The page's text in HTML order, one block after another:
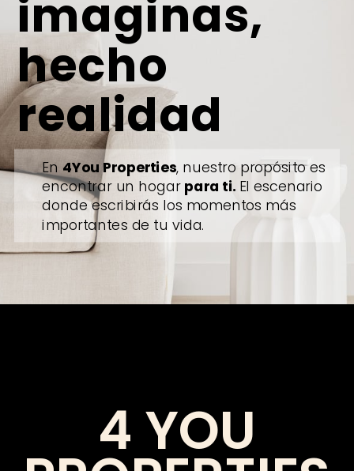
Contact us
imaginas,
hecho
realidad
En 4You Properties, nuestro propósito es
encontrar un hogar para ti. El escenario
donde escribirás los momentos más
importantes de tu vida.
4 YOU